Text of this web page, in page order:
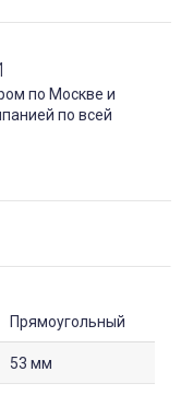
по Москве и
по всей
Прямоугольный
53 мм